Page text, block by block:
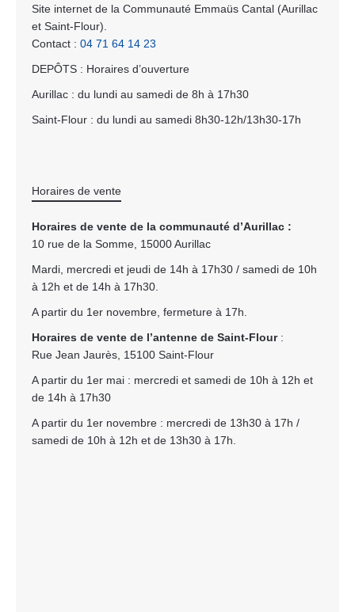
Site internet de la Communauté Emmaüs Cantal (Aurillac
et Saint-Flour).
Contact : 04 71 64 14 23
DEPÔTS : Horaires d’ouverture
Aurillac : du lundi au samedi de 8h à 17h30
Saint-Flour : du lundi au samedi 8h30-12h/13h30-17h
Horaires de vente
Horaires de vente de la communauté d’Aurillac :
10 rue de la Somme, 15000 Aurillac
Mardi, mercredi et jeudi de 14h à 17h30 / samedi de 10h
à 12h et de 14h à 17h30.
A partir du 1er novembre, fermeture à 17h.
Horaires de vente de l’antenne de Saint-Flour:
Rue Jean Jaurès, 15100 Saint-Flour
A partir du 1er mai : mercredi et samedi de 10h à 12h et
de 14h à 17h30
A partir du 1er novembre : mercredi de 13h30 à 17h /
samedi de 10h à 12h et de 13h30 à 17h.